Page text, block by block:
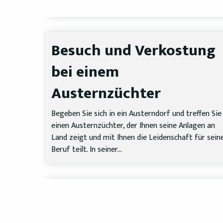
Besuch und Verkostung
bei einem
Austernzüchter
Begeben Sie sich in ein Austerndorf und treffen Sie
einen Austernzüchter, der Ihnen seine Anlagen an
Land zeigt und mit Ihnen die Leidenschaft für
Beruf teilt. In seiner...